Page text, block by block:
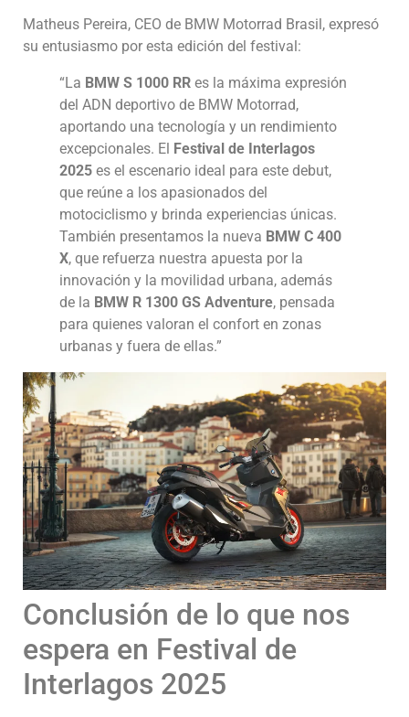
Matheus Pereira, CEO de BMW Motorrad Brasil, expresó
su entusiasmo por esta edición del festival:
“La BMW S 1000 RR es la máxima expresión
del ADN deportivo de BMW Motorrad,
aportando una tecnología y un rendimiento
excepcionales. El Festival de Interlagos
2025 es el escenario ideal para este debut,
que reúne a los apasionados del
motociclismo y brinda experiencias únicas.
También presentamos la nueva BMW C 400
X, que refuerza nuestra apuesta por la
innovación y la movilidad urbana, además
de la BMW R 1300 GS Adventure, pensada
para quienes valoran el confort en zonas
urbanas y fuera de ellas.”
Conclusión de lo que nos
espera en Festival de
Interlagos 2025